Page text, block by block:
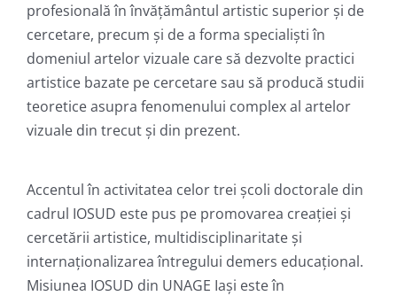
profesională în învățământul artistic superior și de
cercetare, precum și de a forma specialiști în
domeniul artelor vizuale care să dezvolte practici
artistice bazate pe cercetare sau să producă studii
teoretice asupra fenomenului complex al artelor
vizuale din trecut și din prezent.
Accentul în activitatea celor trei şcoli doctorale din
cadrul IOSUD este pus pe promovarea creaţiei și
cercetării artistice, multidisciplinaritate şi
internaţionalizarea întregului demers educaţional.
Misiunea IOSUD din UNAGE Iași este în